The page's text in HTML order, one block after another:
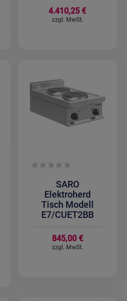
4.410,25 €
SARO
Elektroherd
Tisch Modell
E7/CUET2BB
845,00 €